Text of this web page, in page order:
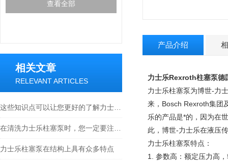
查看全部
相关文章
RELEVANT ARTICLES
力士乐柱塞泵在结构上具有众多特点
产品介绍
力士乐Rexroth柱塞泵德
力士乐柱塞泵为博世-力
来，Bosch Rexroth集团
乐的产品是*的，因为在
此，博世-力士乐在液压
力士乐柱塞泵特点：
1. 参数高：额定压力高